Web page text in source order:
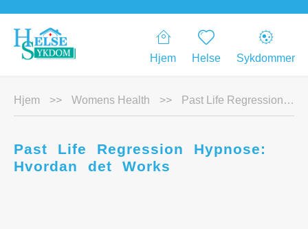
Hjem Helse Sykdommer
Hjem >> Womens Health >> Past Life Regression Hypnose: Hvordan det Works
Past Life Regression Hypnose:
Hvordan det Works